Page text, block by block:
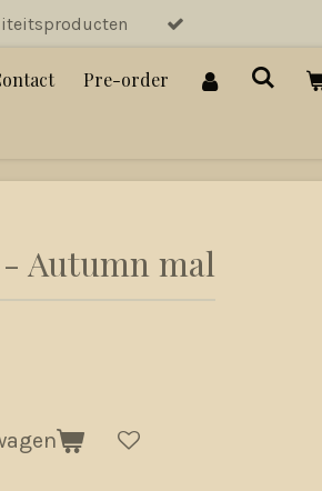
Pre-order
- Autumn mal